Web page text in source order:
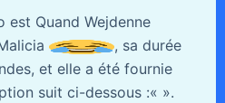
Quand Wejdenne
, sa durée
et elle a été fournie
suit ci-dessous :« ».